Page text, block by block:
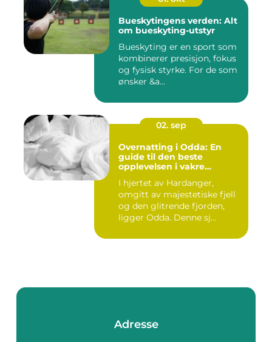
Bueskytingens verden: Alt
om bueskyting-utstyr
Bueskyting er en sport som
kombinerer presisjon, fokus
og fysisk styrke. For de som
ønsker &a...
02. sep
Overnatting i Odda: En
guide til den beste
opplevelsen i vakre
I hjertet av Hardanger,
omgitt av majestetiske fjell
og den glitrende fjorden,
ligger Odda. Denne sj...
Adresse